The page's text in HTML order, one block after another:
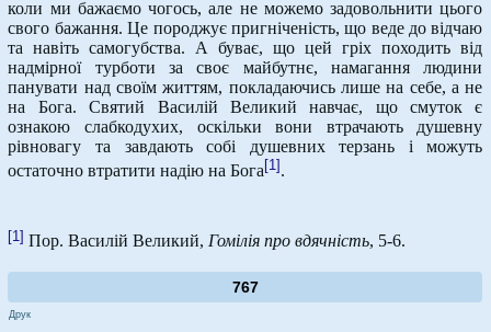
коли ми бажаємо чогось, але не можемо задовольнити цього
свого бажання. Це породжує пригніченість, що веде до відчаю
та навіть самогубства. А буває, що цей гріх походить від
надмірної турботи за своє майбутнє, намагання людини
панувати над своїм життям, покладаючись лише на себе, а не
на Бога. Святий Василій Великий навчає, що смуток є
ознакою слабкодухих, оскільки вони втрачають душевну
рівновагу та завдають собі душевних терзань і можуть
остаточно втратити надію на Бога [1] .
[1] Пор. Василій Великий,Гомілія про вдячність, 5-6.
767
Друк